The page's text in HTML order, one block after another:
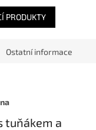
v...
PRODUKTY
Ostatní informace
tuňákem a